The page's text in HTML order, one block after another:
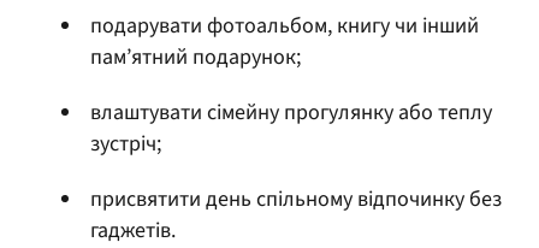
подарувати фотоальбом, книгу чи інший
пам’ятний подарунок;
влаштувати сімейну прогулянку або теплу
зустріч;
присвятити день спільному відпочинку без
гаджетів.